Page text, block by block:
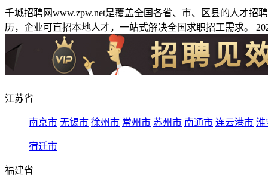
千城招聘网www.zpw.net是覆盖全国各省、市、区县的人才
历，企业可直招本地人才，一站式解决全国求职招工需求。
江苏省
南京市 无锡市 徐州市 常州市 苏州市 南通市 连云港市 淮
宿迁市
福建省